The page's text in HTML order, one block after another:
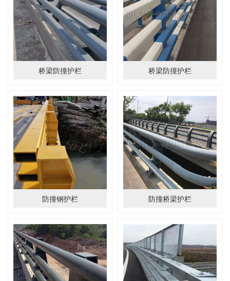
桥梁防撞护栏 桥梁防撞护栏
防撞钢护栏 防撞桥梁护栏